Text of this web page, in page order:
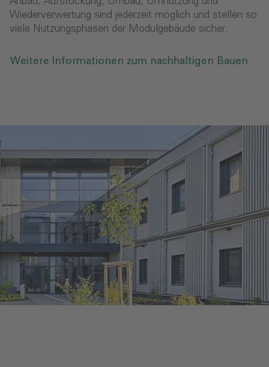
Wiederverwertung sind jederzeit möglich und stellen so
viele Nutzungsphasen der Modulgebäude sicher.
Weitere Informationen zum nachhaltigen Bauen